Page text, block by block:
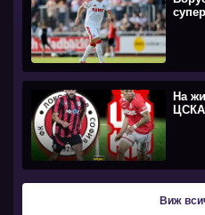
На
ЦСКА
Виж